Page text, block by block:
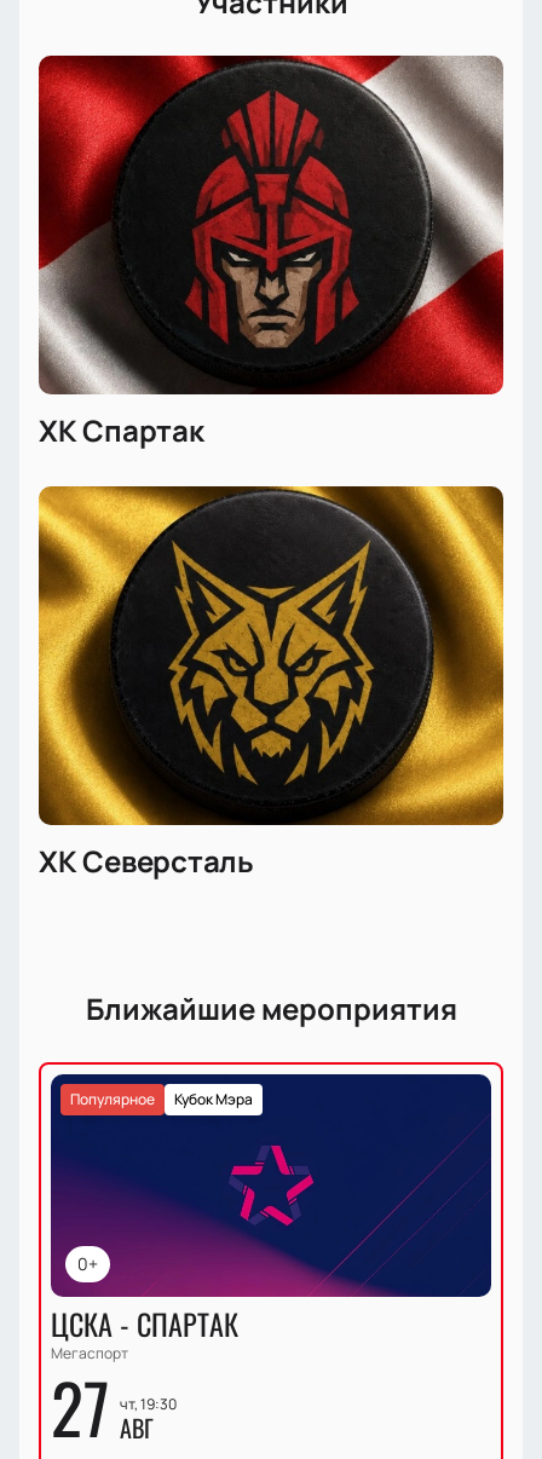
ХК Спартак
ХК Северсталь
Ближайшие мероприятия
0+
Кубок Мэра
Популярное
ЦСКА - СПАРТАК
Мегаспорт
27 чт, 19:30
АВГ